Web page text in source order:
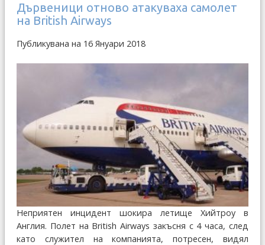
Дървеници отново атакуваха самолет
на British Airways
Публикувана на 16 Януари 2018
Неприятен инцидент шокира летище Хийтроу в
Англия. Полет на British Airways закъсня с 4 часа, след
като служител на компанията, потресен, видял